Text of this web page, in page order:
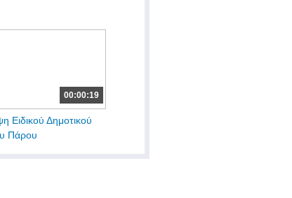
00:00:19
Ειδικού Δημοτικού
Πάρου